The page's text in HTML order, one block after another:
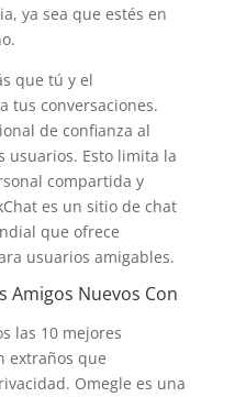
ya sea que estés en
que tú y el
tus conversaciones.
de confianza al
usuarios. Esto limita la
compartida y
es un sitio de chat
que ofrece
usuarios amigables.
Amigos Nuevos Con
las 10 mejores
extraños que
Omegle es una